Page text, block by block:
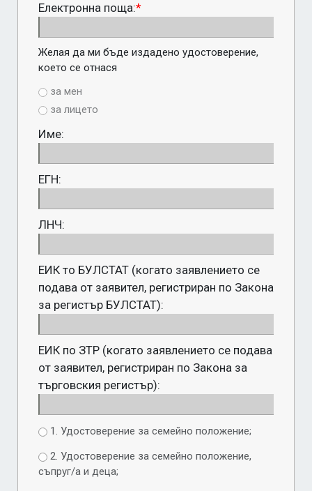
Електронна поща:*
Желая да ми бъде издадено удостоверение,
което се отнася
за мен
за лицето
Име:
ЕГН:
ЛНЧ:
ЕИК то БУЛСТАТ (когато заявлението се
подава от заявител, регистриран по Закона
за регистър БУЛСТАТ):
ЕИК по ЗТР (когато заявлението се подава
от заявител, регистриран по Закона за
търговския регистър):
1. Удостоверение за семейно положение;
2. Удостоверение за семейно положение,
съпруг/а и деца;